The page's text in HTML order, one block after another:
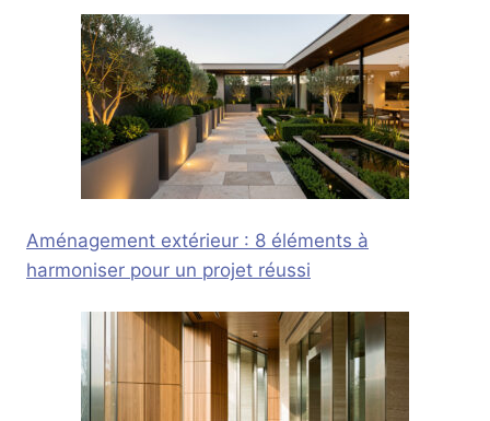
Aménagement extérieur : 8 éléments à
harmoniser pour un projet réussi